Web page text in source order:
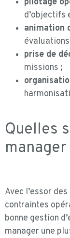
d’objectifs
animation
prise de
missions ;
Quelles
manager
Avec l’essor
contraintes
bonne gestion
manager une